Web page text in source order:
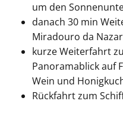
um den
danach 30 min
Miradouro da
kurze Weiterfahrt
Panoramablick auf
Wein und
Rückfahrt zum